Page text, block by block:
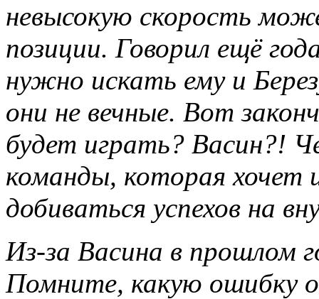
невысокую скорость
позиции. Говорил ещё
нужно искать ему и
они не вечные. Вот
будет играть? Васин?!
команды, которая хочет
добиваться успехов на
Из-за Васина в прошлом
Помните, какую ошибку